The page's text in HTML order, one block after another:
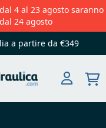
4 al 23 agosto saranno
24 agosto
a partire da €349